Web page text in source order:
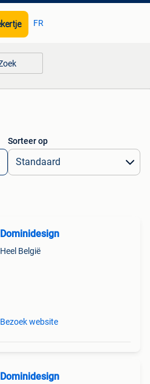
FR
Sorteer op
Dominidesign
Heel België
Bezoek website
Dominidesign